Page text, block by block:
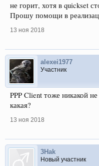
не горит, хотя в quickset
Прошу помощи в
13 ноя 2018
alexei1977
Участник
PPP Client тоже никакой
какая?
13 ноя 2018
3Hak
Новый участник